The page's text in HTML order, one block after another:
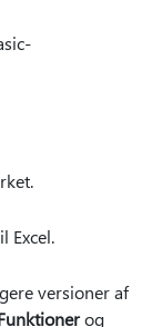
Excel.
versioner af
og